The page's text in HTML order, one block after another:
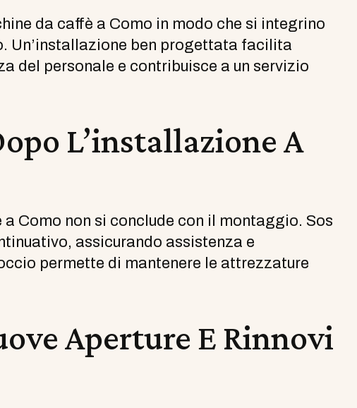
da caffè a Como in modo che si integrino
Un’installazione ben progettata facilita
del personale e contribuisce a un servizio
L’installazione A
Como non si conclude con il montaggio. Sos
assicurando assistenza e
permette di mantenere le attrezzature
Aperture E Rinnovi